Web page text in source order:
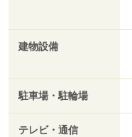
建物設備
駐車場・駐輪場
テレビ・通信